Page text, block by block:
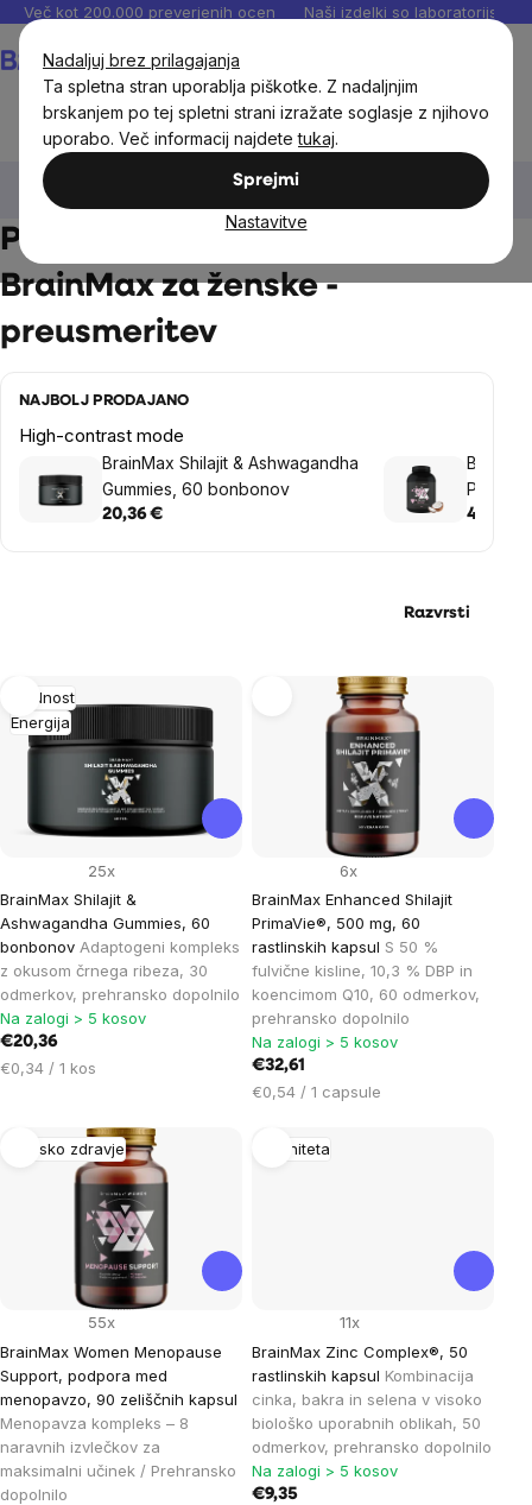
Nadaljuj brez prilagajanja
Ta spletna stran uporablja piškotke. Z nadaljnjim
brskanjem po tej spletni strani izražate soglasje z njihovo
uporabo. Več informacij najdetetukaj.
Sprejmi
Nastavitve
Preskoči
vsebino
Več kot 200.000 preverjenih ocen Naši izdelki so laboratorijsko
BrainMax za ženske
Prehranska dopolnila
BrainMax za ženske
Prehranska dopolnila
BrainMax za ženske -
preusmeritev
NAJBOLJ PRODAJANO
High-contrast mode
BrainMax Shilajit & Ashwagandha
Gummies, 60 bonbonov
20,36 €
s
40,77 €
Razvrsti
List
of
products
Plodnost
Energija
BrainMax Shilajit &
Ashwagandha Gummies, 60
bonbonov Adaptogeni kompleks
z okusom črnega ribeza, 30
odmerkov, prehransko dopolnilo
25x
Na zalogi > 5 kosov
€20,36
Cena
€0,34 / 1 kos
BrainMax Enhanced Shilajit
PrimaVie®, 500 mg, 60
rastlinskih kapsul S 50 %
fulvične kisline, 10,3 % DBP in
koencimom Q10, 60 odmerkov,
prehransko dopolnilo
6x
Na zalogi > 5 kosov
€32,61
Cena
enoto:
€0,54 / 1 capsule
Žensko zdravje
BrainMax Women Menopause
Support, podpora med
menopavzo, 90 zeliščnih kapsul
Menopavza kompleks – 8
naravnih izvlečkov za
maksimalni učinek / Prehransko
dopolnilo
55x
Imuniteta
BrainMax Zinc Complex®, 50
rastlinskih kapsul Kombinacija
cinka, bakra in selena v visoko
biološko uporabnih oblikah, 50
odmerkov, prehransko dopolnilo
11x
Na zalogi > 5 kosov
€9,35